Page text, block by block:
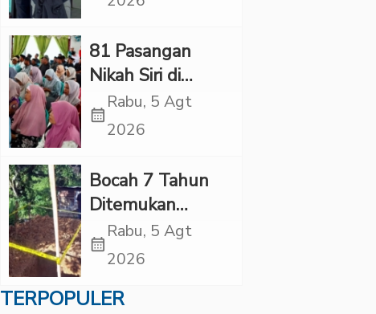
81 Pasangan
Nikah Siri di
Tapsel Ikuti
Sidang Isbat
calendar_month
Rabu, 5 Agt
2026
Bocah 7 Tahun
Ditemukan
Tewas dalam
Sumur di Tapsel,
Kekerasan
calendar_month
Rabu, 5 Agt
2026
TERPOPULER